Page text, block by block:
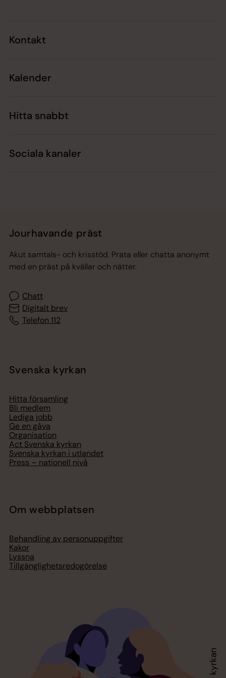
Kontakt
Kalender
Hitta snabbt
Sociala kanaler
Jourhavande präst
Akut samtals- och krisstöd. Prata eller chatta anonymt
med en präst på kvällar och nätter.
Chatt
Digitalt brev
Telefon 112
Svenska kyrkan
Hitta församling
Bli medlem
Lediga jobb
Ge en gåva
Organisation
Act Svenska kyrkan
Svenska kyrkan i utlandet
Press – nationell nivå
Om webbplatsen
Behandling av personuppgifter
Kakor
Lyssna
Tillgänglighetsredogörelse